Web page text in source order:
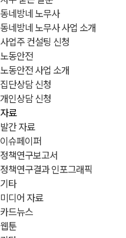
동네방네 노무사
동네방네 노무사 사업 소개
사업주 컨설팅 신청
노동안전
노동안전 사업 소개
집단상담 신청
개인상담 신청
자료
발간 자료
이슈페이퍼
정책연구보고서
정책연구결과 인포그래픽
기타
미디어 자료
카드뉴스
웹툰